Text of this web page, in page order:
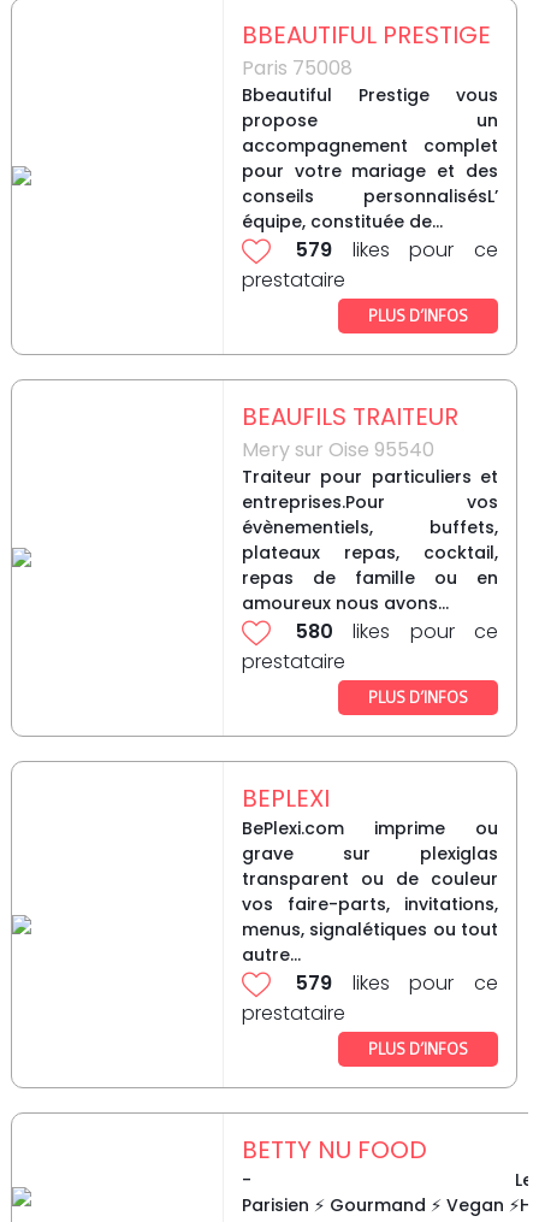
BBEAUTIFUL PRESTIGE
Paris 75008
Bbeautiful Prestige vous
propose un
accompagnement complet
pour votre mariage et des
conseils personnalisésL’
équipe, constituée de...
579 likes pour ce
prestataire
PLUS D’INFOS
BEAUFILS TRAITEUR
Mery sur Oise 95540
Traiteur pour particuliers et
entreprises.Pour vos
évènementiels, buffets,
plateaux repas, cocktail,
repas de famille ou en
amoureux nous avons...
580 likes pour ce
prestataire
PLUS D’INFOS
BEPLEXI
BePlexi.com imprime ou
grave sur plexiglas
transparent ou de couleur
vos faire-parts, invitations,
menus, signalétiques ou tout
autre...
579 likes pour ce
prestataire
PLUS D’INFOS
BETTY NU FOOD
- Le
Parisien ⚡ Gourmand ⚡ Vegan